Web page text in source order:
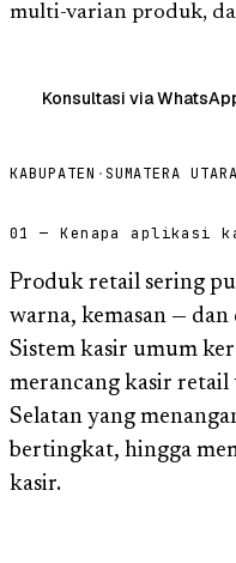
multi-varian produk,
Konsultasi via
KABUPATEN · SUMATERA UTARA
01 — Kenapa aplikasi
Produk retail sering
warna, kemasan —
Sistem kasir umum
merancang kasir
Selatan yang
bertingkat, hingga
kasir.